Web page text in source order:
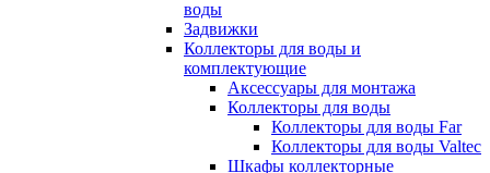
воды
Задвижки
Коллекторы для воды и
комплектующие
Аксессуары для монтажа
Коллекторы для воды
Коллекторы для воды Far
Коллекторы для воды Valtec
Шкафы коллекторные